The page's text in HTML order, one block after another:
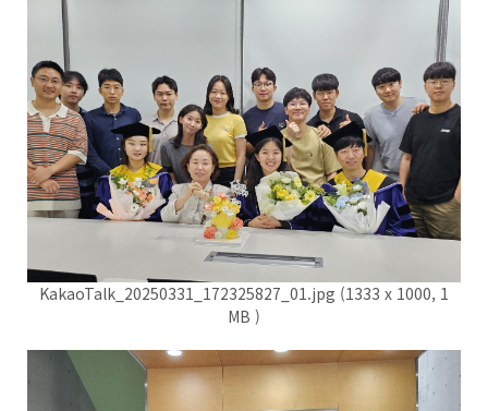
KakaoTalk_20250331_172325827_01.jpg (1333 x 1000, 1
MB )